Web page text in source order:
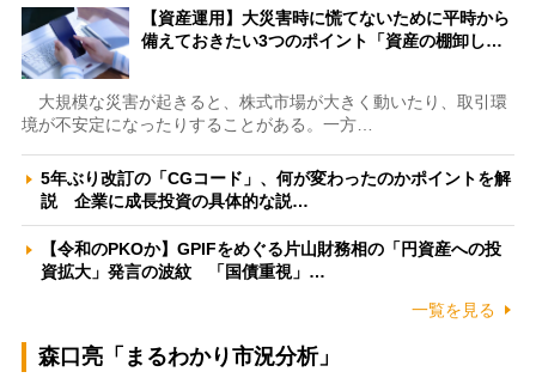
【資産運用】大災害時に慌てないために平時から
備えておきたい3つのポイント「資産の棚卸し…
大規模な災害が起きると、株式市場が大きく動いたり、取引環
境が不安定になったりすることがある。一方…
5年ぶり改訂の「CGコード」、何が変わったのかポイントを解
説 企業に成長投資の具体的な説…
【令和のPKOか】GPIFをめぐる片山財務相の「円資産への投
資拡大」発言の波紋 「国債重視」…
一覧を見る
森口亮「まるわかり市況分析」